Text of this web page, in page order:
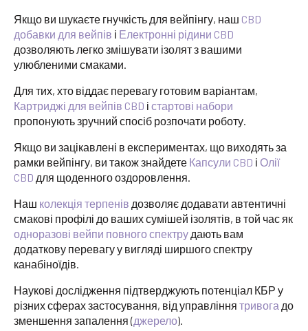
Якщо ви шукаєте гнучкість для вейпінгу, наш CBD
добавки для вейпів і Електронні рідини CBD
дозволяють легко змішувати ізолят з вашими
улюбленими смаками.
Для тих, хто віддає перевагу готовим варіантам,
Картриджі для вейпів CBD і стартові набори
пропонують зручний спосіб розпочати роботу.
Якщо ви зацікавлені в експериментах, що виходять за
рамки вейпінгу, ви також знайдете Капсули CBD і Олії
CBD для щоденного оздоровлення.
Наш колекція терпенів дозволяє додавати автентичні
смакові профілі до ваших сумішей ізолятів, в той час як
одноразові вейпи повного спектру дають вам
додаткову перевагу у вигляді ширшого спектру
канабіноїдів.
Наукові дослідження підтверджують потенціал КБР у
різних сферах застосування, від управління тривога до
зменшення запалення (джерело).